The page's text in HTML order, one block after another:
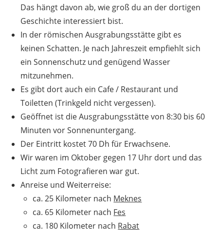
Das hängt davon ab, wie groß du an der dortigen
Geschichte interessiert bist.
In der römischen Ausgrabungsstätte gibt es
keinen Schatten. Je nach Jahreszeit empfiehlt sich
ein Sonnenschutz und genügend Wasser
mitzunehmen.
Es gibt dort auch ein Cafe / Restaurant und
Toiletten (Trinkgeld nicht vergessen).
Geöffnet ist die Ausgrabungsstätte von 8:30 bis 60
Minuten vor Sonnenuntergang.
Der Eintritt kostet 70 Dh für Erwachsene.
Wir waren im Oktober gegen 17 Uhr dort und das
Licht zum Fotografieren war gut.
Anreise und Weiterreise:
ca. 25 Kilometer nach Meknes
ca. 65 Kilometer nach Fes
ca. 180 Kilometer nach Rabat